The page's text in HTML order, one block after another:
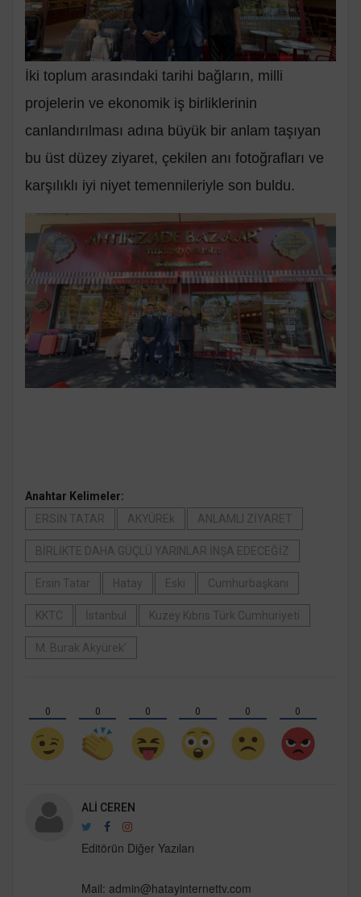
İki toplum arasındaki tarihi bağların, milli
projelerin ve ekonomik iş birliklerinin
canlandırılması adına büyük bir anlam taşıyan
bu üst düzey ziyaret, çekilen anı fotoğrafları ve
karşılıklı iyi niyet temennileriyle son buldu.
Anahtar Kelimeler:
ERSİN TATAR
AKYÜREk ANLAMLI ZİYARET
BİRLİKTE DAHA GÜÇLÜ YARINLAR İNŞA EDECEĞİZ
Ersin Tatar Hatay Eski Cumhurbaşkanı
KKTC İstanbul Kuzey Kıbrıs Türk Cumhuriyeti
M. Burak Akyürek’
0 0 0 0 0 0
ALI CEREN
Editörün Diğer Yazıları
Mail: admin@hatayinternettv.com